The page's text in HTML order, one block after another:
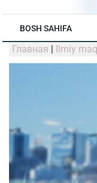
BOSH SAHIFA
Главная | Ilmiy